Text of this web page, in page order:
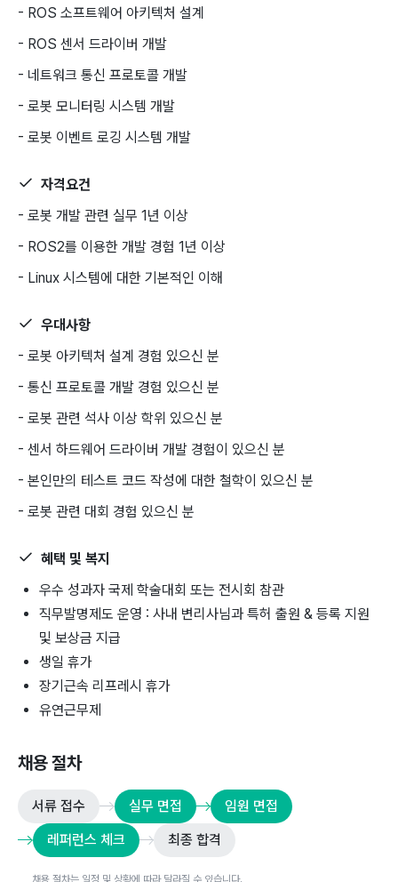
- ROS 소프트웨어 아키텍처 설계
- ROS 센서 드라이버 개발
- 네트워크 통신 프로토콜 개발
- 로봇 모니터링 시스템 개발
- 로봇 이벤트 로깅 시스템 개발
자격요건
- 로봇 개발 관련 실무 1년 이상
- ROS2를 이용한 개발 경험 1년 이상
- Linux 시스템에 대한 기본적인 이해
우대사항
- 로봇 아키텍처 설계 경험 있으신 분
- 통신 프로토콜 개발 경험 있으신 분
- 로봇 관련 석사 이상 학위 있으신 분
- 센서 하드웨어 드라이버 개발 경험이 있으신 분
- 본인만의 테스트 코드 작성에 대한 철학이 있으신 분
- 로봇 관련 대회 경험 있으신 분
혜택 및 복지
우수 성과자 국제 학술대회 또는 전시회 참관
직무발명제도 운영 : 사내 변리사님과 특허 출원 & 등록 지원
및 보상금 지급
생일 휴가
장기근속 리프레시 휴가
유연근무제
채용 절차
서류 접수 실무 면접
임원 면접
레퍼런스 체크
최종 합격
채용 절차는 일정 및 상황에 따라 달라질 수 있습니다.